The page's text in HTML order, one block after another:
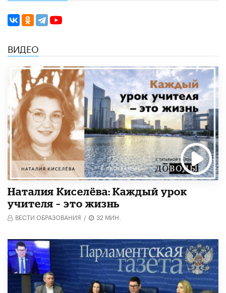
ВИДЕО
Наталия Киселёва: Каждый урок
учителя – это жизнь
ВЕСТИ ОБРАЗОВАНИЯ / 32 МИН.